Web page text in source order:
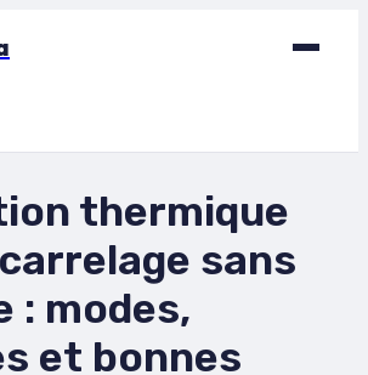
thermique
sans
: modes,
et bonnes